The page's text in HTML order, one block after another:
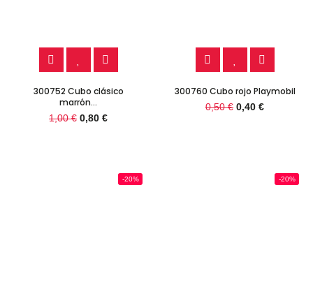
300752 Cubo clásico
marrón...
1,00 € 0,80 €
300760 Cubo rojo Playmobil
0,50 € 0,40 €
-20% -20%